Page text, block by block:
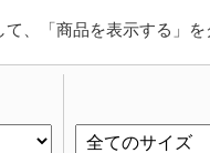
、「商品を表示する」を